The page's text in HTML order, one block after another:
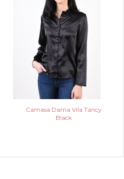
Camasa Dama Vila Tancy
Black